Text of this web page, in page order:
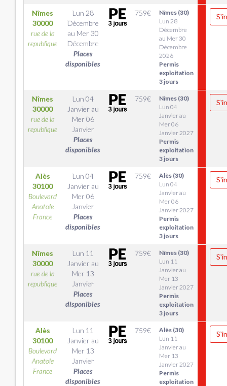
Nîmes
30000
rue de la
republique
Lun 28
Décembre
au Mer 30
Décembre
Places
disponibles
759€
Nîmes (30)
Lun 28
Décembre
au Mer 30
Décembre
2026
Permis
exploitation
3 jours
Nîmes
30000
rue de la
republique
Lun 04
Janvier au
Mer 06
Janvier
Places
disponibles
759€
Nîmes (30)
Lun 04
Janvier au
Mer 06
Janvier 2027
Permis
exploitation
3 jours
Alès
30100
Boulevard
Anatole
France
Lun 04
Janvier au
Mer 06
Janvier
Places
disponibles
759€
Alès (30)
Lun 04
Janvier au
Mer 06
Janvier 2027
Permis
exploitation
3 jours
Nîmes
30000
rue de la
republique
Lun 11
Janvier au
Mer 13
Janvier
Places
disponibles
759€
Nîmes (30)
Lun 11
Janvier au
Mer 13
Janvier 2027
Permis
exploitation
3 jours
Alès
30100
Boulevard
Anatole
France
Lun 11
Janvier au
Mer 13
Janvier
Places
disponibles
759€
Alès (30)
Lun 11
Janvier au
Mer 13
Janvier 2027
Permis
exploitation